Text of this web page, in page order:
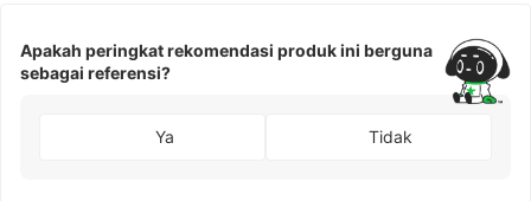
Apakah peringkat rekomendasi produk ini berguna
sebagai referensi?
Ya Tidak